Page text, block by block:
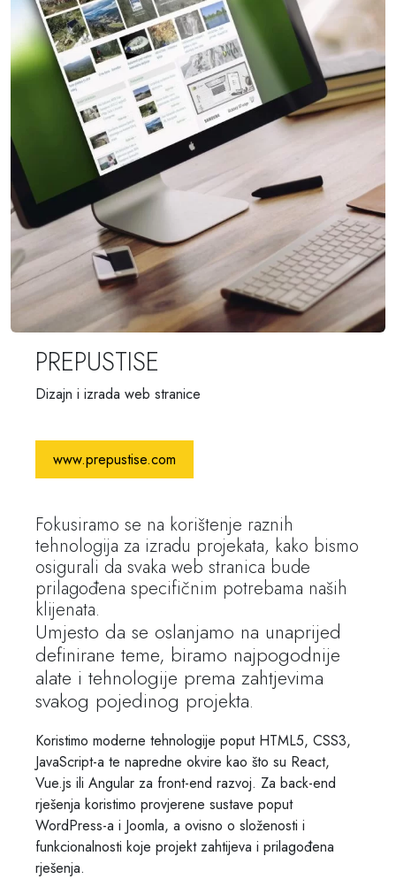
PREPUSTISE
Dizajn i izrada web stranice
www.prepustise.com
Fokusiramo se na korištenje raznih
tehnologija za izradu projekata, kako bismo
osigurali da svaka web stranica bude
prilagođena specifičnim potrebama naših
klijenata.
Umjesto da se oslanjamo na unaprijed
definirane teme, biramo najpogodnije
alate i tehnologije prema zahtjevima
svakog pojedinog projekta.
Koristimo moderne tehnologije poput HTML5, CSS3,
JavaScript-a te napredne okvire kao što su React,
Vue.js ili Angular za front-end razvoj. Za back-end
rješenja koristimo provjerene sustave poput
WordPress-a i Joomla, a ovisno o složenosti i
funkcionalnosti koje projekt zahtijeva i prilagođena
rješenja.